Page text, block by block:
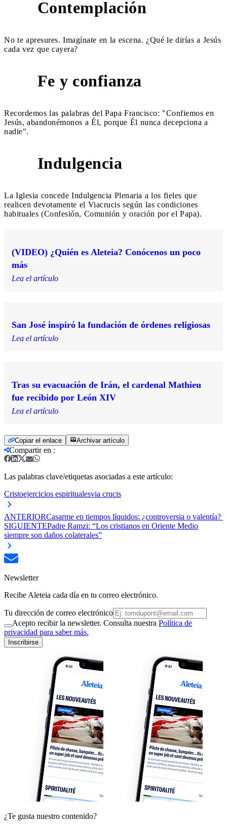
Contemplación
No te apresures. Imagínate en la escena. ¿Qué le dirías a Jesús
cada vez que cayera?
Fe y confianza
Recordemos las palabras del Papa Francisco: "Confiemos en
Jesús, abandonémonos a Él, porque Él nunca decepciona a
nadie".
Indulgencia
La Iglesia concede Indulgencia Plenaria a los fieles que
realicen devotamente el Viacrucis según las condiciones
habituales (Confesión, Comunión y oración por el Papa).
(VIDEO) ¿Quién es Aleteia? Conócenos un poco
más
Lea el artículo
San José inspiró la fundación de órdenes religiosas
Lea el artículo
Tras su evacuación de Irán, el cardenal Mathieu
fue recibido por León XIV
Lea el artículo
Copiar el enlace Archivar artículo
Compartir en :
Las palabras clave/etiquetas asociadas a este artículo:
Cristoejercicios espiritualesvia crucis
ANTERIORCasarme en tiempos líquidos: ¿controversia o valentía?
SIGUIENTEPadre Ramzi: “Los cristianos en Oriente Medio
siempre son daños colaterales”
Newsletter
Recibe Aleteia cada día en tu correo electrónico.
Tu dirección de correo electrónico
Acepto recibir la newsletter. Consulta nuestra Política de
privacidad para saber más.
Inscribirse
¿Te gusta nuestro contenido?